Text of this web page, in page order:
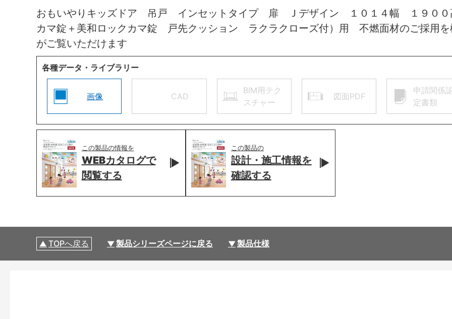
おもいやりキッズドア 吊戸 インセットタイプ 扉 Ｊデザイン １０１４幅 １９０
カマ錠＋美和ロックカマ錠 戸先クッション ラクラクローズ付）用 不燃面材のご採用を
がご覧いただけます
各種データ・ライブラリー
画像 CAD
BIM用テク
スチャー
図面PDF
申請関係
定書類
この製品の情報を
WEBカタログで
閲覧する
この製品の
設計・施工情報を
確認する
TOPへ戻る 製品シリーズページに戻る 製品仕様